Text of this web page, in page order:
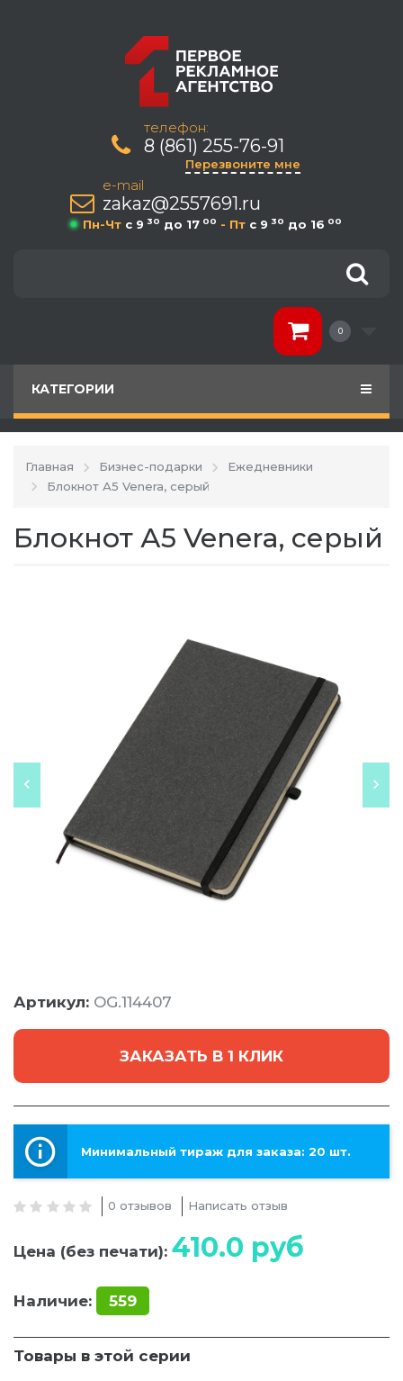
телефон:
8 (861) 255-76-91
Перезвоните мне
e-mail
zakaz@2557691.ru
Пн-Чт c 9 30 до 17 00 - Пт c 9 30 до 16 00
0
КАТЕГОРИИ
Главная Бизнес-подарки
Ежедневники
Блокнот А5 Venera, серый
Блокнот А5 Venera, серый
Артикул: OG.114407
ЗАКАЗАТЬ В 1 КЛИК
Минимальный тираж для заказа: 20 шт.
0 отзывов Написать отзыв
Цена (без печати): 410.0 руб
Наличие: 559
Товары в этой серии